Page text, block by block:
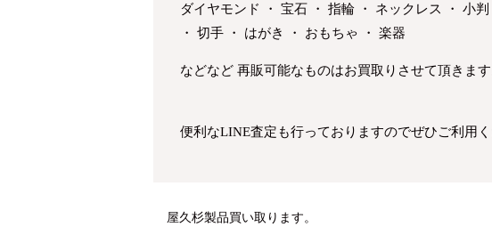
ダイヤモンド ・ 宝石 ・ 指輪 ・ ネックレス ・ 小
・ 切手 ・ はがき ・ おもちゃ ・ 楽器
などなど 再販可能なものはお買取りさせて頂きます
便利なLINE査定も行っておりますのでぜひご利用く
屋久杉製品買い取ります。